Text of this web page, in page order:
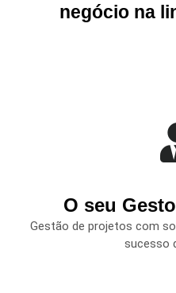
negócio na
O seu
Gestão de projetos com
sucesso